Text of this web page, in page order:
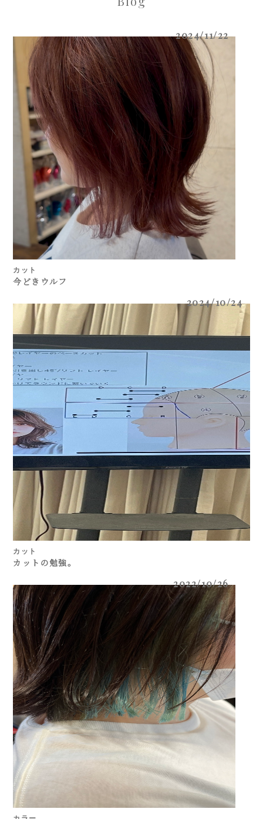
2024/11/22
カット
今どきウルフ
2024/10/24
カット
カットの勉強。
2022/10/26